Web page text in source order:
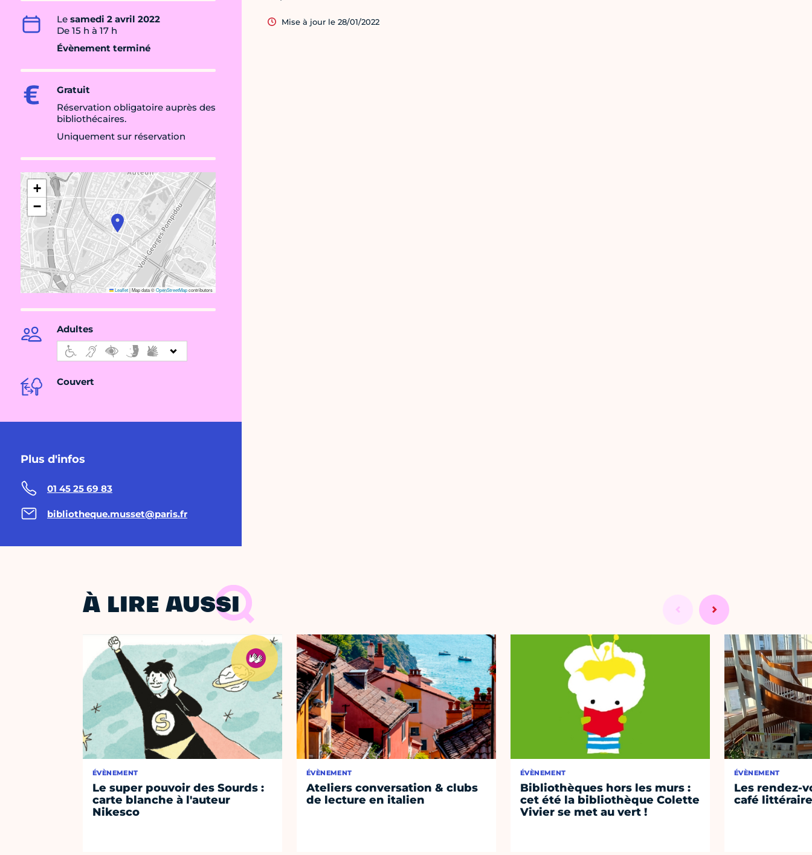
Le samedi 2 avril 2022
De 15 h à 17 h
Évènement terminé
Gratuit
Réservation obligatoire auprès des
bibliothécaires.
Uniquement sur réservation
+
−
Leaflet|Map data ©OpenStreetMapcontributors
Adultes
Couvert
Plus d'infos
01 45 25 69 83
bibliotheque.musset@paris.fr
Mise à jour le 28/01/2022
À LIRE AUSSI
ÉVÈNEMENT
Le super pouvoir des Sourds :
carte blanche à l'auteur
Nikesco
ÉVÈNEMENT
Ateliers conversation & clubs
de lecture en italien
ÉVÈNEMENT
Bibliothèques hors les murs :
cet été la bibliothèque Colette
Vivier se met au vert !
ÉVÈNEMENT
Les rendez-
café